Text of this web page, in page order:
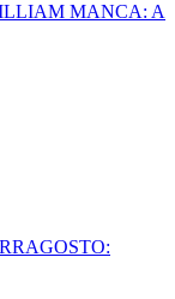
MANCA: A